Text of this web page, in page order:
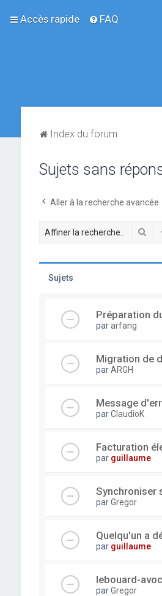
Accès rapide FAQ
Index du forum
Sujets sans
Aller à la recherche avancée
Sujets
Préparation
pararfang
Migration de
parARGH
Message
parClaudioK
Facturation
par guillaume
Synchroniser
parGregor
Quelqu'un a
par guillaume
lebouard-
parGregor